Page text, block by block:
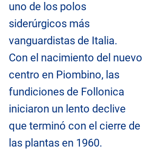
uno de los polos
siderúrgicos más
vanguardistas de Italia.
Con el nacimiento del nuevo
centro en Piombino, las
fundiciones de Follonica
iniciaron un lento declive
que terminó con el cierre de
las plantas en 1960.